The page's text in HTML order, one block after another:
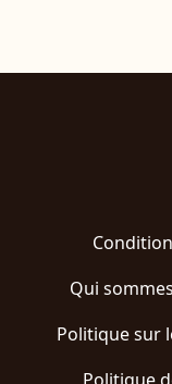
Qui
Politique sur